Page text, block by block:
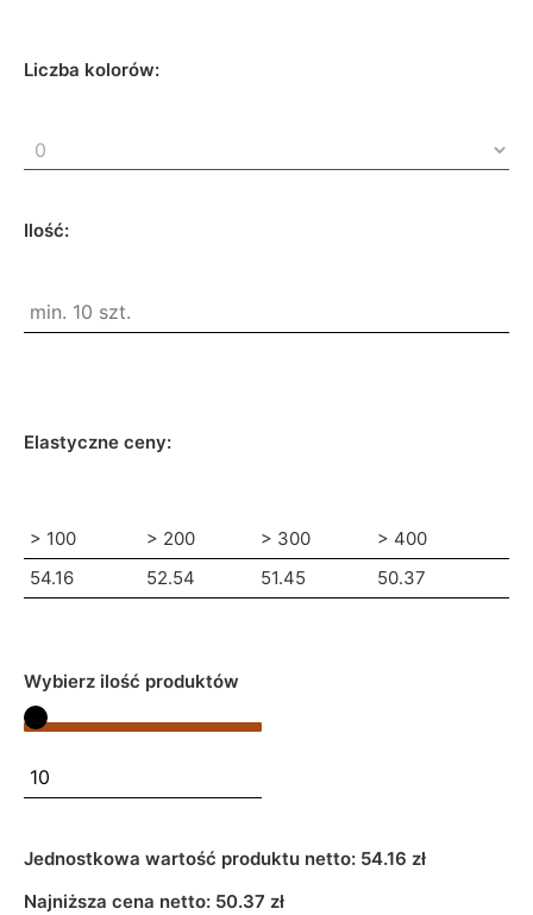
Liczba kolorów:
Ilość:
Elastyczne ceny:
> 100 > 200 > 300
> 400
54.16
52.54 51.45 50.37
Wybierz ilość produktów
Jednostkowa wartość produktu netto: 54.16 zł
Najniższa cena netto: 50.37 zł